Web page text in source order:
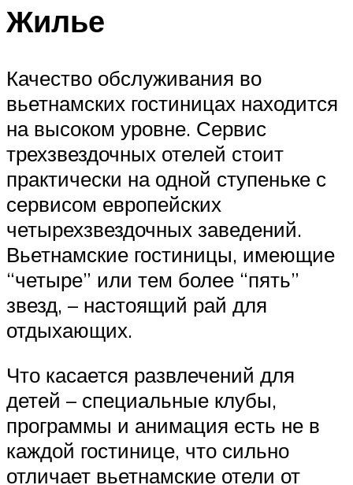
Жилье
Качество обслуживания во
вьетнамских гостиницах находится
на высоком уровне. Сервис
трехзвездочных отелей стоит
практически на одной ступеньке с
сервисом европейских
четырехзвездочных заведений.
Вьетнамские гостиницы, имеющие
“четыре” или тем более “пять”
звезд, – настоящий рай для
отдыхающих.
Что касается развлечений для
детей – специальные клубы,
программы и анимация есть не в
каждой гостинице, что сильно
отличает вьетнамские отели от